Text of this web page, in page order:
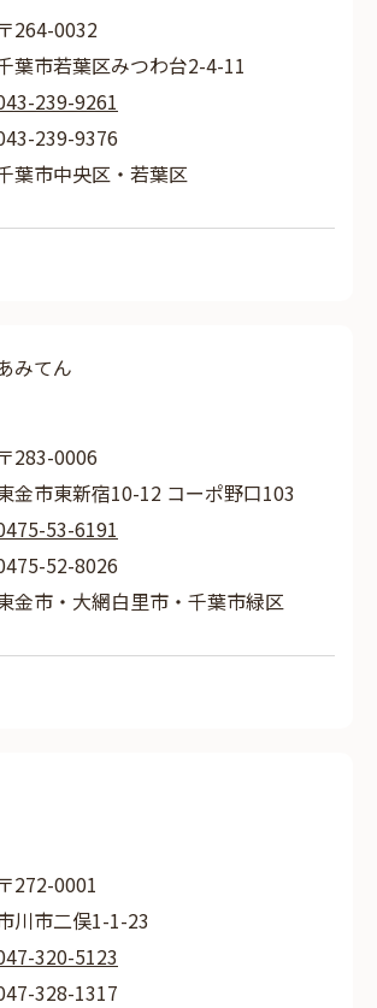
〒264-0032
葉市若葉区みつわ台2-4-11
239-9261
239-9376
葉市中央区・若葉区
みてん
〒283-0006
金市東新宿10-12 コーポ野口103
53-6191
52-8026
金市・大網白里市・千葉市緑区
〒272-0001
川市二俣1-1-23
320-5123
328-1317